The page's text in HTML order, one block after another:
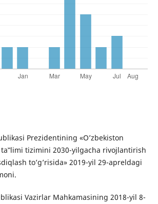
Prezidentining «O’zbekiston
ta‟limi tizimini 2030-yilgacha rivojlantirish
to’g’risida» 2019-yil 29-apreldagi
Vazirlar Mahkamasining 2018-yil 8-